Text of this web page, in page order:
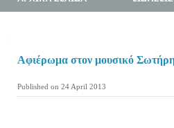
Αφιέρωμα στον μουσικό
Published on 24 April 2013